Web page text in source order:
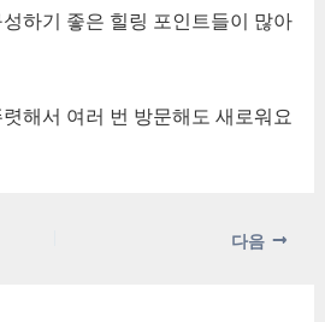
하기 좋은 힐링 포인트들이 많아
해서 여러 번 방문해도 새로워요
다음